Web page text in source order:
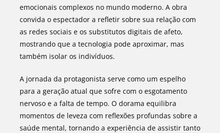
emocionais complexos no mundo moderno. A obra
convida o espectador a refletir sobre sua relação com
as redes sociais e os substitutos digitais de afeto,
mostrando que a tecnologia pode aproximar, mas
também isolar os indivíduos.
A jornada da protagonista serve como um espelho
para a geração atual que sofre com o esgotamento
nervoso e a falta de tempo. O dorama equilibra
momentos de leveza com reflexões profundas sobre a
saúde mental, tornando a experiência de assistir tanto